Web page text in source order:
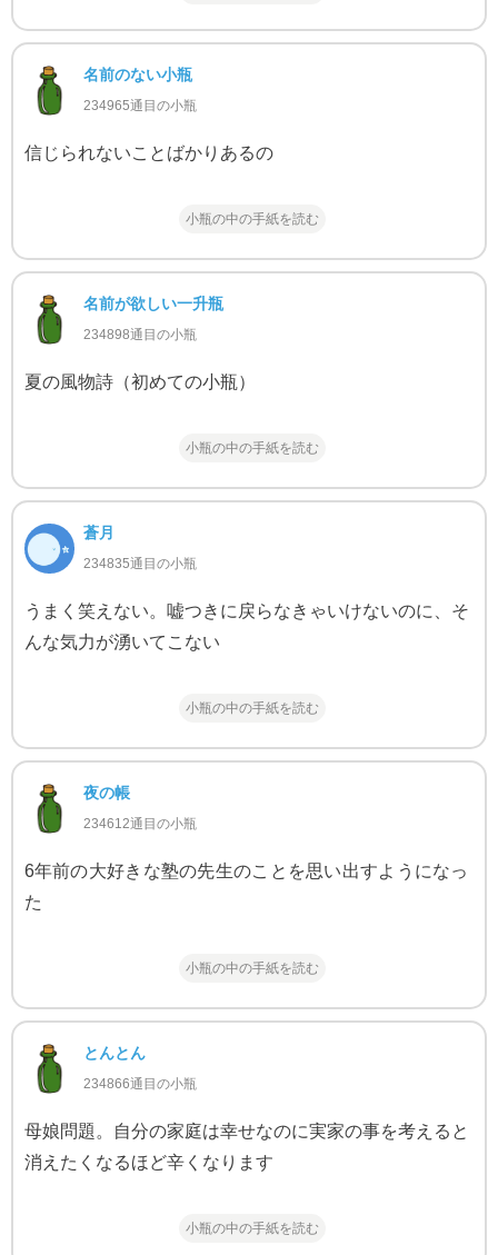
名前のない小瓶
234965通目の小瓶
信じられないことばかりあるの
小瓶の中の手紙を読む
名前が欲しい一升瓶
234898通目の小瓶
夏の風物詩（初めての小瓶）
小瓶の中の手紙を読む
蒼月
234835通目の小瓶
うまく笑えない。嘘つきに戻らなきゃいけないのに、そ
んな気力が湧いてこない
小瓶の中の手紙を読む
夜の帳
234612通目の小瓶
6年前の大好きな塾の先生のことを思い出すようになっ
た
小瓶の中の手紙を読む
とんとん
234866通目の小瓶
母娘問題。自分の家庭は幸せなのに実家の事を考えると
消えたくなるほど辛くなります
小瓶の中の手紙を読む